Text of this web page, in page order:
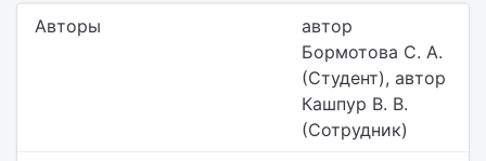
Авторы
автор
Бормотова С. А.
(Студент), автор
Кашпур В. В.
(Сотрудник)